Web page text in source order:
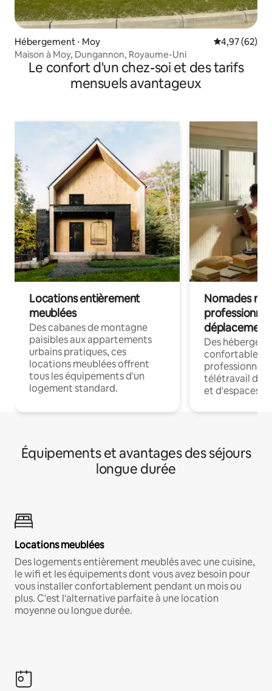
Hébergement ⋅ Moy Évaluation
4,97 (62)
Maison à Moy, Dungannon, Royaume-Uni
Le confort d'un chez-soi et des tarifs
mensuels avantageux
Locations entièrement
meublées
Des cabanes de montagne
paisibles aux appartements
urbains pratiques, ces
locations meublées offrent
tous les équipements d'un
logement standard.
Nomades
déplacement
Des
confortables
professionnels
télétravail
et d'espaces
Équipements et avantages des séjours
longue durée
Locations meublées
Des logements entièrement meublés avec une cuisine,
le wifi et les équipements dont vous avez besoin pour
vous installer confortablement pendant un mois ou
plus. C'est l'alternative parfaite à une location
moyenne ou longue durée.